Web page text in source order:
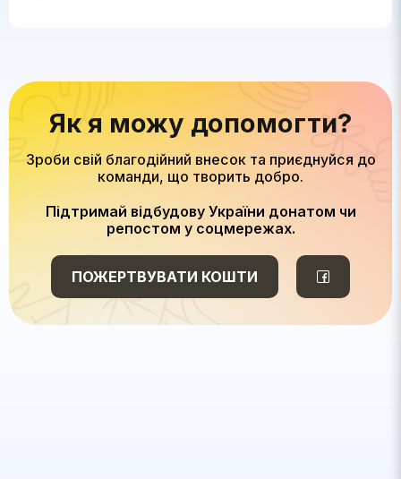
Як я можу допомогти?
Зроби свій благодійний внесок та приєднуйся до
команди, що творить добро.
Підтримай відбудову України донатом чи
репостом у соцмережах.
ПОЖЕРТВУВАТИ КОШТИ